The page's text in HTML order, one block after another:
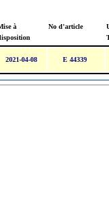
à
No d'article
2021-04-08 E 44339